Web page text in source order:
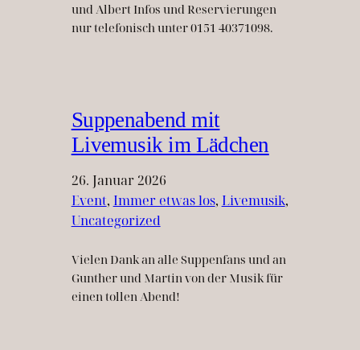
und Albert Infos und Reservierungen
nur telefonisch unter 0151 40371098.
Suppenabend mit
Livemusik im Lädchen
26. Januar 2026
Event, Immer etwas los, Livemusik
Uncategorized
Vielen Dank an alle Suppenfans und an
Gunther und Martin von der Musik für
einen tollen Abend!